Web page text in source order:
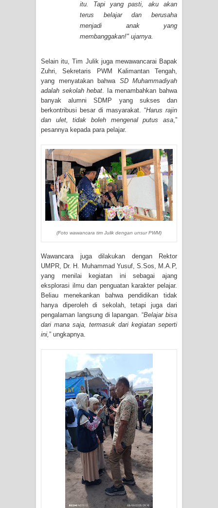
itu. Tapi yang pasti, aku akan
terus belajar dan berusaha
menjadi anak yang
membanggakan!" ujarnya.
Selain itu, Tim Julik juga mewawancarai Bapak
Zuhri, Sekretaris PWM Kalimantan Tengah,
yang menyatakan bahwa SD Muhammadiyah
adalah sekolah hebat. Ia menambahkan bahwa
banyak alumni SDMP yang sukses dan
berkontribusi besar di masyarakat. “Harus rajin
dan ulet, tidak boleh mengenal putus asa,”
pesannya kepada para pelajar.
(Foto wawancara tim Julik dengan unsur PWM)
Wawancara juga dilakukan dengan Rektor
UMPR, Dr. H. Muhammad Yusuf, S.Sos, M.A.P,
yang menilai kegiatan ini sebagai ajang
eksplorasi ilmu dan penguatan karakter pelajar.
Beliau menekankan bahwa pendidikan tidak
hanya diperoleh di sekolah, tetapi juga dari
pengalaman langsung di lapangan. “Belajar bisa
dari mana saja, termasuk dari kegiatan seperti
ini,” ungkapnya.